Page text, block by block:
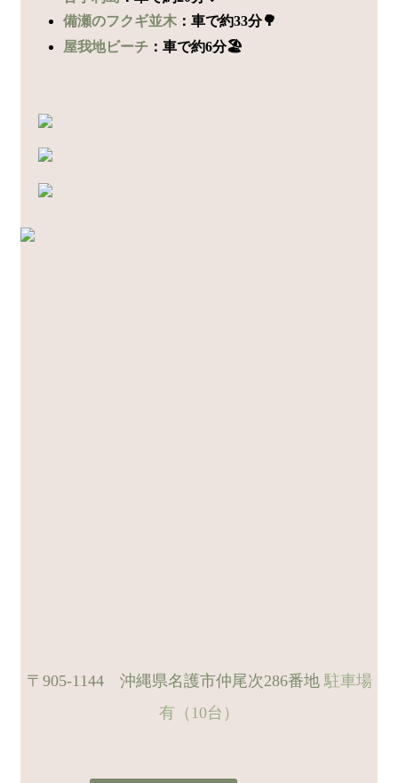
備瀬のフクギ並木 ：車で約33分🌳
屋我地ビーチ ：車で約6分🏖️
〒905-1144 沖縄県名護市仲尾次286番地駐車場
有（10台）